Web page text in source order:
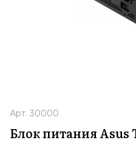
Арт. 30000
Блок питания Asus